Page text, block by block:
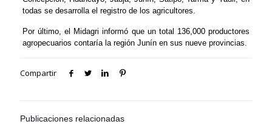
todas se desarrolla el registro de los agricultores.
Por último, el Midagri informó que un total 136,000 productores
agropecuarios contaría la región Junín en sus nueve provincias.
Compartir
Publicaciones relacionadas